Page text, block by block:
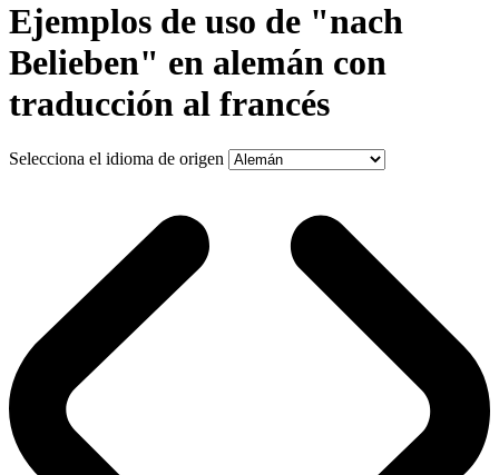
Ejemplos de uso de "nach
Belieben" en alemán con
traducción al francés
Selecciona el idioma de origen